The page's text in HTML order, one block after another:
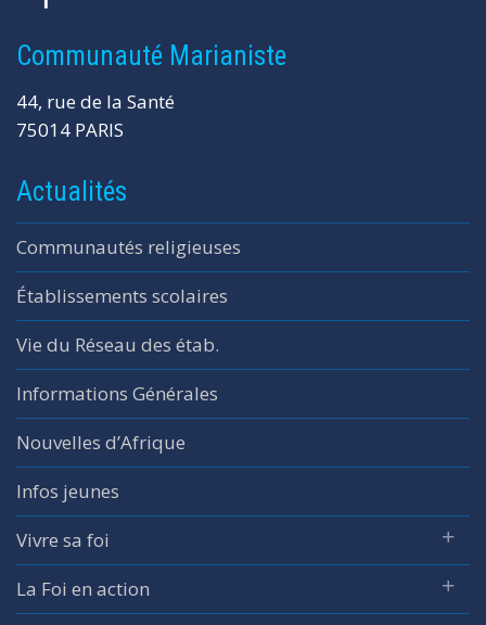
Communauté Marianiste
44, rue de la Santé
75014 PARIS
Actualités
Communautés religieuses
Établissements scolaires
Vie du Réseau des étab.
Informations Générales
Nouvelles d’Afrique
Infos jeunes
Vivre sa foi
La Foi en action